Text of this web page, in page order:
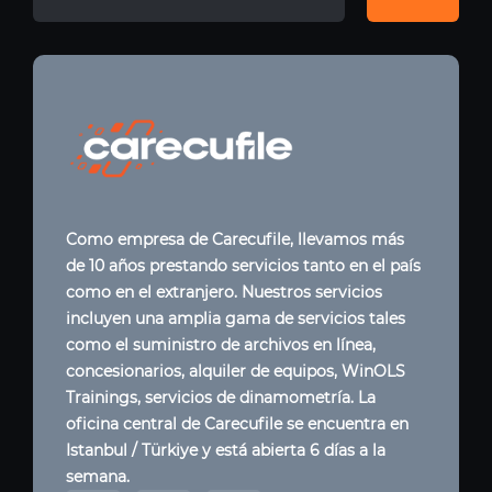
Como empresa de Carecufile, llevamos más
de 10 años prestando servicios tanto en el país
como en el extranjero. Nuestros servicios
incluyen una amplia gama de servicios tales
como el suministro de archivos en línea,
concesionarios, alquiler de equipos, WinOLS
Trainings, servicios de dinamometría. La
oficina central de Carecufile se encuentra en
Istanbul / Türkiye y está abierta 6 días a la
semana.